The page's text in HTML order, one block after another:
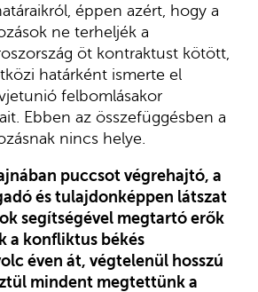
éppen azért, hogy a
ne terheljék a
öt kontraktust kötött,
határként ismerte el
felbomlásakor
Ebben az összefüggésben a
nincs helye.
puccsot végrehajtó, a
és tulajdonképpen látszat
segítségével megtartó erők
a konfliktus békés
éven át, végtelenül hosszú
mindent megtettünk a